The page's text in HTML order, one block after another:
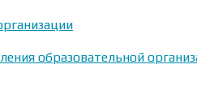
образовательной